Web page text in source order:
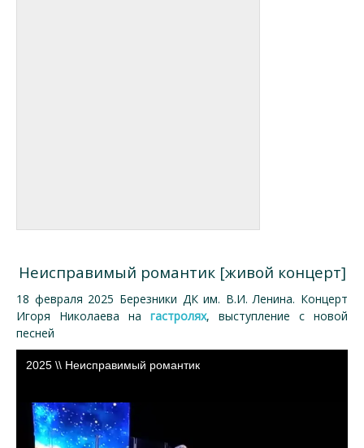
Неисправимый романтик [живой концерт]
18 февраля 2025 Березники ДК им. В.И. Ленина. Концерт
Игоря Николаева на гастролях, выступление с новой
песней